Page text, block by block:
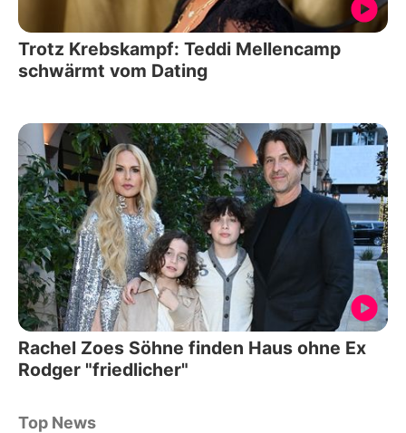
Trotz Krebskampf: Teddi Mellencamp
schwärmt vom Dating
Rachel Zoes Söhne finden Haus ohne Ex
Rodger "friedlicher"
Top News